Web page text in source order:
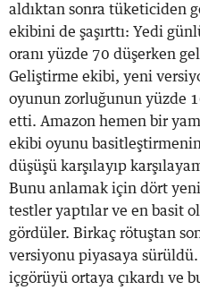
aldıktan sonra tüketiciden
ekibini de şaşırttı: Yedi
oranı yüzde 70 düşerken
Geliştirme ekibi, yeni
oyunun zorluğunun yüzde
etti. Amazon hemen bir
ekibi oyunu
düşüşü karşılayıp
Bunu anlamak için dört
testler yaptılar ve en basit
gördüler. Birkaç rötuştan
versiyonu piyasaya
içgörüyü ortaya çıkardı ve